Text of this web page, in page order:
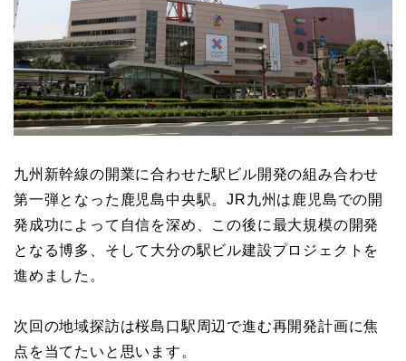
九州新幹線の開業に合わせた駅ビル開発の組み合わせ
第一弾となった鹿児島中央駅。JR九州は鹿児島での開
発成功によって自信を深め、この後に最大規模の開発
となる博多、そして大分の駅ビル建設プロジェクトを
進めました。
次回の地域探訪は桜島口駅周辺で進む再開発計画に焦
点を当てたいと思います。